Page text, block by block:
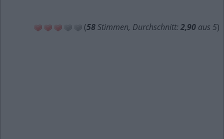
(58Stimmen, Durchschnitt: 2,90 aus 5)